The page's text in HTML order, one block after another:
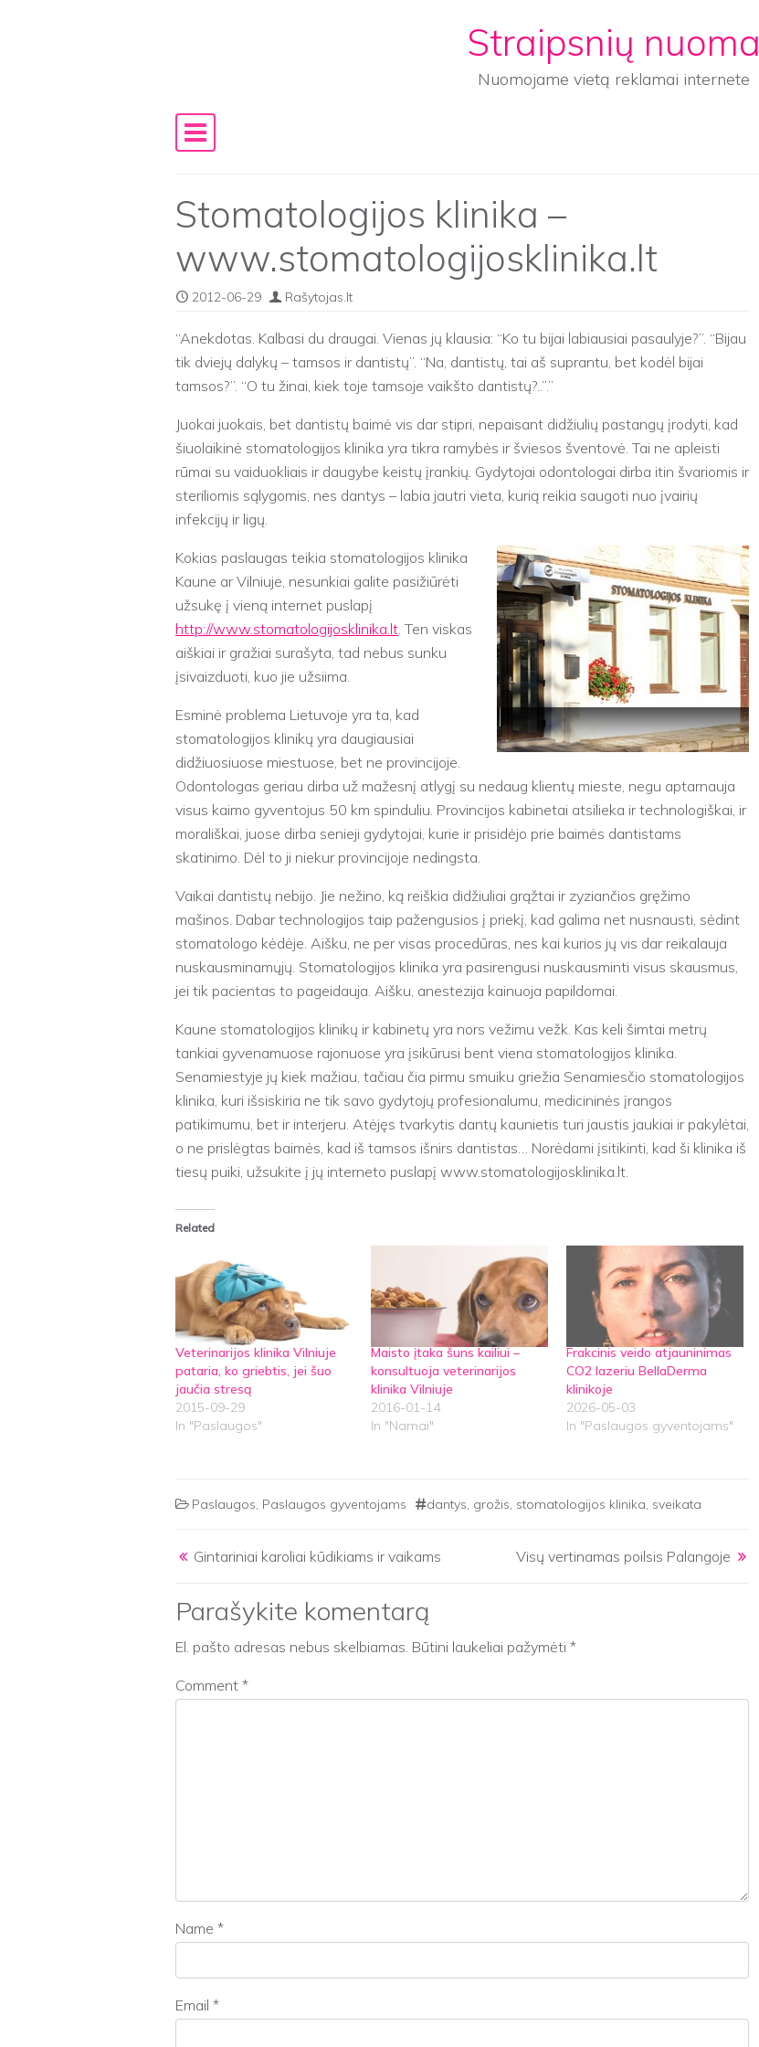
Straipsnių nuoma
Nuomojame vietą reklamai internete
Main Navigation
Stomatologijos klinika –
www.stomatologijosklinika.lt
2012-06-29 Rašytojas.lt
Anekdotas. Kalbasi du draugai. Vienas jų klausia: “Ko tu bijai labiausiai pasaulyje?”. “Bijau
tik dviejų dalykų – tamsos ir dantistų”. “Na, dantistų, tai aš suprantu, bet kodėl bijai
tamsos?”. “O tu žinai, kiek toje tamsoje vaikšto dantistų?..”.
Juokai juokais, bet dantistų baimė vis dar stipri, nepaisant didžiulių pastangų įrodyti, kad
šiuolaikinė stomatologijos klinika yra tikra ramybės ir šviesos šventovė. Tai ne apleisti
rūmai su vaiduokliais ir daugybe keistų įrankių. Gydytojai odontologai dirba itin švariomis ir
steriliomis sąlygomis, nes dantys – labia jautri vieta, kurią reikia saugoti nuo įvairių
infekcijų ir ligų.
Kokias paslaugas teikia stomatologijos klinika
Kaune ar Vilniuje, nesunkiai galite pasižiūrėti
užsukę į vieną internet puslapį
http://www.stomatologijosklinika.lt. Ten viskas
aiškiai ir gražiai surašyta, tad nebus sunku
įsivaizduoti, kuo jie užsiima.
Esminė problema Lietuvoje yra ta, kad
stomatologijos klinikų yra daugiausiai
didžiuosiuose miestuose, bet ne provincijoje.
Odontologas geriau dirba už mažesnį atlygį su nedaug klientų mieste, negu aptarnauja
visus kaimo gyventojus 50 km spinduliu. Provincijos kabinetai atsilieka ir technologiškai, ir
morališkai, juose dirba senieji gydytojai, kurie ir prisidėjo prie baimės dantistams
skatinimo. Dėl to ji niekur provincijoje nedingsta.
Vaikai dantistų nebijo. Jie nežino, ką reiškia didžiuliai grąžtai ir zyziančios gręžimo
mašinos. Dabar technologijos taip pažengusios į priekį, kad galima net nusnausti, sėdint
stomatologo kėdėje. Aišku, ne per visas procedūras, nes kai kurios jų vis dar reikalauja
nuskausminamųjų. Stomatologijos klinika yra pasirengusi nuskausminti visus skausmus,
jei tik pacientas to pageidauja. Aišku, anestezija kainuoja papildomai.
Kaune stomatologijos klinikų ir kabinetų yra nors vežimu vežk. Kas keli šimtai metrų
tankiai gyvenamuose rajonuose yra įsikūrusi bent viena stomatologijos klinika.
Senamiestyje jų kiek mažiau, tačiau čia pirmu smuiku griežia Senamiesčio stomatologijos
klinika, kuri išsiskiria ne tik savo gydytojų profesionalumu, medicininės įrangos
patikimumu, bet ir interjeru. Atėjęs tvarkytis dantų kaunietis turi jaustis jaukiai ir pakylėtai,
o ne prislėgtas baimės, kad iš tamsos išnirs dantistas… Norėdami įsitikinti, kad ši klinika iš
tiesų puiki, užsukite į jų interneto puslapį www.stomatologijosklinika.lt.
Related
Veterinarijos klinika Vilniuje
pataria, ko griebtis, jei šuo
jaučia stresą
2015-09-29
In "Paslaugos"
Maisto įtaka šuns kailiui –
konsultuoja veterinarijos
klinika Vilniuje
2016-01-14
In "Namai"
Frakcinis veido atjauninimas
CO2 lazeriu BellaDerma
klinikoje
2026-05-03
In "Paslaugos gyventojams"
Paslaugos, Paslaugos gyventojams dantys, grožis, stomatologijos klinika, sveikata
Post navigation
Gintariniai karoliai kūdikiams ir vaikams Visų vertinamas poilsis Palangoje
Parašykite komentarą
El. pašto adresas nebus skelbiamas. Būtini laukeliai pažymėti *
Comment *
Name *
Email *